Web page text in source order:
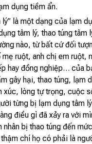
dụng tiềm ẩn.
lý” là một dạng của lạm
tâm lý, thao túng tâm
nào, từ bất cứ đối
ruột, anh chị em ruột,
hay đồng nghiệp… của
gây hại, thao túng, lạm
xúc, lòng tự trọng, cuộc
từng bị lạm dụng tâm
điều gì đã xảy ra với
nhân bị thao túng đến
chí họ có phải là